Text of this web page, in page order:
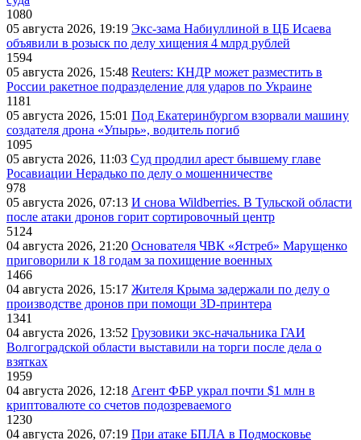
1080
05 августа 2026, 19:19 Экс-зама Набиуллиной в ЦБ Исаева
объявили в розыск по делу хищения 4 млрд рублей
1594
05 августа 2026, 15:48 Reuters: КНДР может разместить в
России ракетное подразделение для ударов по Украине
1181
05 августа 2026, 15:01 Под Екатеринбургом взорвали машину
создателя дрона «Упырь», водитель погиб
1095
05 августа 2026, 11:03 Суд продлил арест бывшему главе
Росавиации Нерадько по делу о мошенничестве
978
05 августа 2026, 07:13 И снова Wildberries. В Тульской области
после атаки дронов горит сортировочный центр
5124
04 августа 2026, 21:20 Основателя ЧВК «Ястреб» Марущенко
приговорили к 18 годам за похищение военных
1466
04 августа 2026, 15:17 Жителя Крыма задержали по делу о
производстве дронов при помощи 3D‑принтера
1341
04 августа 2026, 13:52 Грузовики экс-начальника ГАИ
Волгоградской области выставили на торги после дела о
взятках
1959
04 августа 2026, 12:18 Агент ФБР украл почти $1 млн в
криптовалюте со счетов подозреваемого
1230
04 августа 2026, 07:19 При атаке БПЛА в Подмосковье